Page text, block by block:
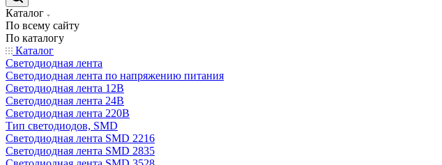
Каталог
По всему сайту
По каталогу
Каталог
Светодиодная лента
Светодиодная лента по напряжению питания
Светодиодная лента 12В
Светодиодная лента 24В
Светодиодная лента 220В
Тип светодиодов, SMD
Cветодиодная лента SMD 2216
Светодиодная лента SMD 2835